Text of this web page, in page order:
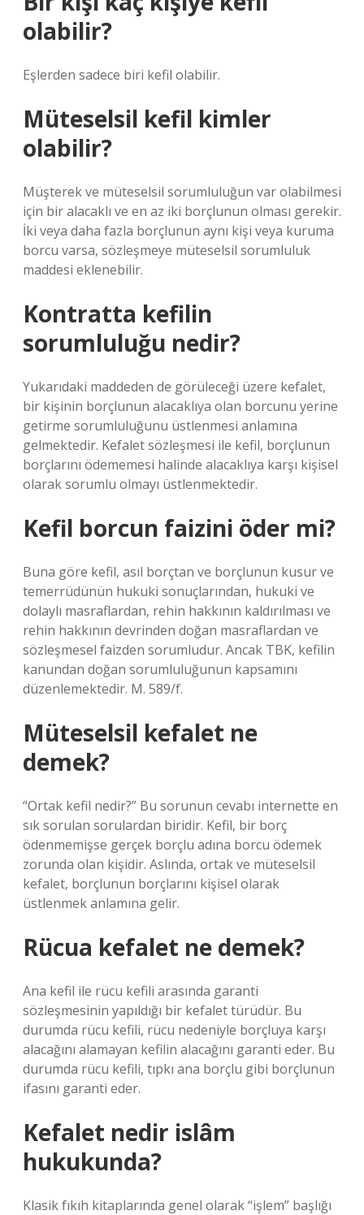
olabilir?
Eşlerden sadece biri kefil olabilir.
Müteselsil kefil kimler
olabilir?
Müşterek ve müteselsil sorumluluğun var olabilmesi
için bir alacaklı ve en az iki borçlunun olması gerekir.
İki veya daha fazla borçlunun aynı kişi veya kuruma
borcu varsa, sözleşmeye müteselsil sorumluluk
maddesi eklenebilir.
Kontratta kefilin
sorumluluğu nedir?
Yukarıdaki maddeden de görüleceği üzere kefalet,
bir kişinin borçlunun alacaklıya olan borcunu yerine
getirme sorumluluğunu üstlenmesi anlamına
gelmektedir. Kefalet sözleşmesi ile kefil, borçlunun
borçlarını ödememesi halinde alacaklıya karşı kişisel
olarak sorumlu olmayı üstlenmektedir.
Kefil borcun faizini öder mi?
Buna göre kefil, asıl borçtan ve borçlunun kusur ve
temerrüdünün hukuki sonuçlarından, hukuki ve
dolaylı masraflardan, rehin hakkının kaldırılması ve
rehin hakkının devrinden doğan masraflardan ve
sözleşmesel faizden sorumludur. Ancak TBK, kefilin
kanundan doğan sorumluluğunun kapsamını
düzenlemektedir. M. 589/f.
Müteselsil kefalet ne
demek?
“Ortak kefil nedir?” Bu sorunun cevabı internette en
sık sorulan sorulardan biridir. Kefil, bir borç
ödenmemişse gerçek borçlu adına borcu ödemek
zorunda olan kişidir. Aslında, ortak ve müteselsil
kefalet, borçlunun borçlarını kişisel olarak
üstlenmek anlamına gelir.
Rücua kefalet ne demek?
Ana kefil ile rücu kefili arasında garanti
sözleşmesinin yapıldığı bir kefalet türüdür. Bu
durumda rücu kefili, rücu nedeniyle borçluya karşı
alacağını alamayan kefilin alacağını garanti eder. Bu
durumda rücu kefili, tıpkı ana borçlu gibi borçlunun
ifasını garanti eder.
Kefalet nedir islâm
hukukunda?
Klasik fıkıh kitaplarında genel olarak “işlem” başlığı